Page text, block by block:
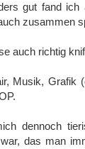
gut fand
zusammen
auch richtig
Musik, Grafik
dennoch
das man